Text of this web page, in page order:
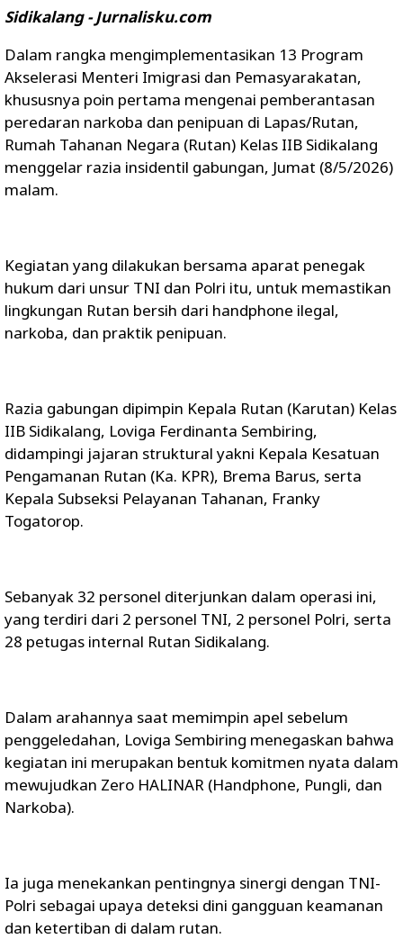
Sidikalang - Jurnalisku.com
Dalam rangka mengimplementasikan 13 Program
Akselerasi Menteri Imigrasi dan Pemasyarakatan,
khususnya poin pertama mengenai pemberantasan
peredaran narkoba dan penipuan di Lapas/Rutan,
Rumah Tahanan Negara (Rutan) Kelas IIB Sidikalang
menggelar razia insidentil gabungan, Jumat (8/5/2026)
malam.
Kegiatan yang dilakukan bersama aparat penegak
hukum dari unsur TNI dan Polri itu, untuk memastikan
lingkungan Rutan bersih dari handphone ilegal,
narkoba, dan praktik penipuan.
Razia gabungan dipimpin Kepala Rutan (Karutan) Kelas
IIB Sidikalang, Loviga Ferdinanta Sembiring,
didampingi jajaran struktural yakni Kepala Kesatuan
Pengamanan Rutan (Ka. KPR), Brema Barus, serta
Kepala Subseksi Pelayanan Tahanan, Franky
Togatorop.
Sebanyak 32 personel diterjunkan dalam operasi ini,
yang terdiri dari 2 personel TNI, 2 personel Polri, serta
28 petugas internal Rutan Sidikalang.
Dalam arahannya saat memimpin apel sebelum
penggeledahan, Loviga Sembiring menegaskan bahwa
kegiatan ini merupakan bentuk komitmen nyata dalam
mewujudkan Zero HALINAR (Handphone, Pungli, dan
Narkoba).
Ia juga menekankan pentingnya sinergi dengan TNI-
Polri sebagai upaya deteksi dini gangguan keamanan
dan ketertiban di dalam rutan.